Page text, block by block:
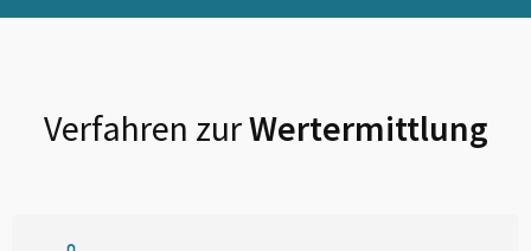
Verfahren zurWertermittlung